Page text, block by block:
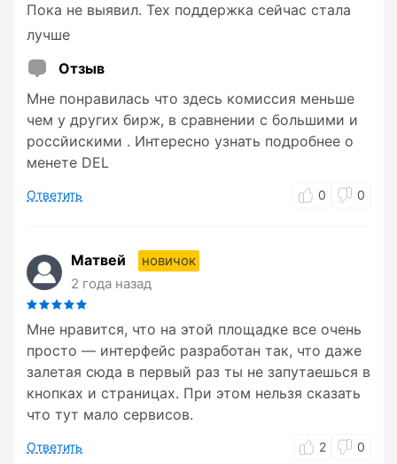
Пока не выявил. Тех поддержка сейчас стала
лучше
Отзыв
Мне понравилась что здесь комиссия меньше
чем у других бирж, в сравнении с большими и
россйискими . Интересно узнать подробнее о
менете DEL
Ответить 0 0
Матвей
новичок
2 года назад
Мне нравится, что на этой площадке все очень
просто — интерфейс разработан так, что даже
залетая сюда в первый раз ты не запутаешься в
кнопках и страницах. При этом нельзя сказать
что тут мало сервисов.
Ответить 2 0